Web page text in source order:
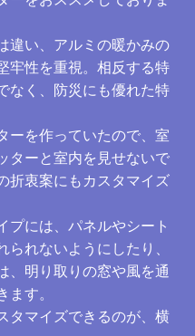
違い、アルミの暖かみの
牢性を重視。相反する特
なく、防災にも優れた特
ーを作っていたので、室
ターと室内を見せないで
折衷案にもカスタマイズ
プには、パネルやシート
られないようにしたり、
、明り取りの窓や風を通
ます。
タマイズできるのが、横